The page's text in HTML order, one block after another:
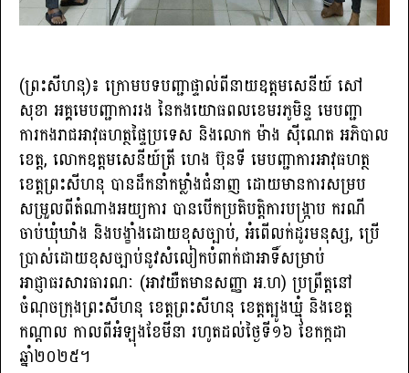
(ព្រះសីហនុ)៖ ក្រោមបទបញ្ជាផ្ទាល់ពីនាយឧត្តមសេនីយ៍ សៅ
សុខា អគ្គមេបញ្ជាការរង នៃកងយោធពលខេមរភូមិន្ទ មេបញ្ជា
ការកងរាជអាវុធហត្ថផ្ទៃប្រទេស និងលោក ម៉ាង ស៊ីណេត អភិបាល
ខេត្ត, លោកឧត្តមសេនីយ៍ត្រី ហេង ប៊ុនទី មេបញ្ជាការអាវុធហត្ថ
ខេត្តព្រះសីហនុ បានដឹកនាំកម្លាំងជំនាញ ដោយមានការសម្រប
សម្រួលពីតំណាងអយ្យការ បានបើកប្រតិបត្តិការបង្ក្រាប ករណី
ចាប់ឃុំឃាំង និងបង្ខាំងដោយខុសច្បាប់, អំពើលក់ដូរមនុស្ស, ប្រើ
ប្រាស់ដោយខុសច្បាប់នូវសំលៀកបំពាក់ជាអាទិ៍សម្រាប់
អាជ្ញាធរសារធារណៈ (អាវយឺតមានសញ្ញា អ.ហ) ប្រព្រឹត្ដនៅ
ចំណុចក្រុងព្រះសីហនុ ខេត្ដព្រះសីហនុ ខេត្ដត្បូងឃ្មុំ និងខេត្ត
កណ្ដាល កាលពីអំឡុងខែមីនា រហូតដល់ថ្ងៃទី១៦ ខែកក្កដា
ឆ្នាំ២០២៥។